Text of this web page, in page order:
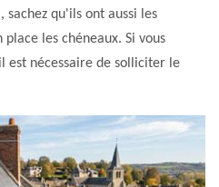
sachez qu'ils ont aussi les
les chéneaux. Si vous
est nécessaire de solliciter le